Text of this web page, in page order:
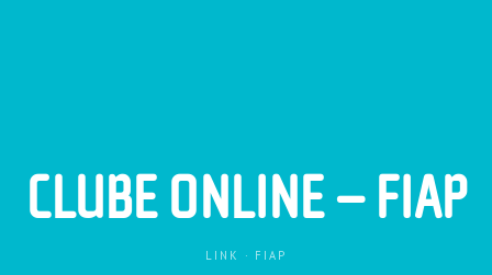
CLUBE ONLINE – FIAP
LINK · FIAP